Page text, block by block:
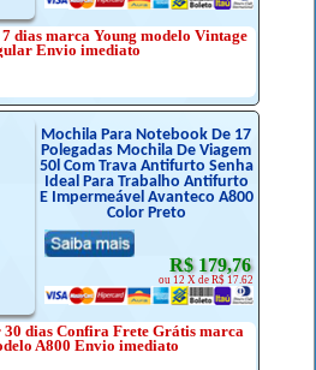
dias marca Young modelo Vintage
Envio imediato
Mochila Para Notebook De 17
Polegadas Mochila De Viagem
50l Com Trava Antifurto Senha
Ideal Para Trabalho Antifurto
E Impermeável Avanteco A800
Color Preto
R$ 179,76
ou 12 X de R$ 17.62
dias Confira Frete Grátis marca
A800 Envio imediato